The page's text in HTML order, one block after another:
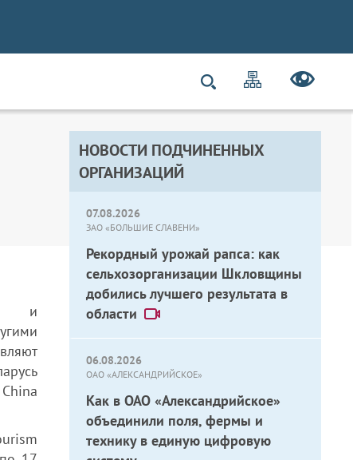
НОВОСТИ ПОДЧИНЕННЫХ
ОРГАНИЗАЦИЙ
07.08.2026
ЗАО «БОЛЬШИЕ СЛАВЕНИ»
Рекордный урожай рапса: как
сельхозорганизации Шкловщины
добились лучшего результата в
области
06.08.2026
ОАО «АЛЕКСАНДРИЙСКОЕ»
Как в ОАО «Александрийское»
объединили поля, фермы и
технику в единую цифровую
и